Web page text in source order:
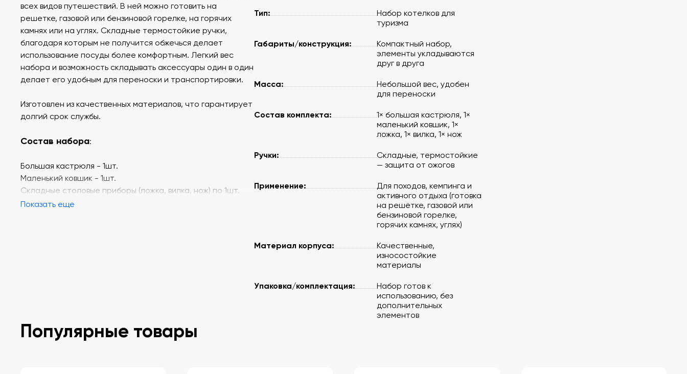
всех видов путешествий. В ней можно готовить на
решетке, газовой или бензиновой горелке, на горячих
камнях или на углях. Складные термостойкие ручки,
благодаря которым не получится обжечься делает
использование посуды более комфортным. Легкий вес
набора и возможность складывать аксессуары один в один
делает его удобным для переноски и транспортировки.
Изготовлен из качественных материалов, что гарантирует
долгий срок службы.
Состав набора:
Большая кастрюля - 1шт.
Маленький ковшик - 1шт.
Складные столовые приборы (ложка, вилка, нож) по 1шт.
Показать еще
Тип:
Набор котелков для
туризма
Габариты/конструкция:
Компактный набор,
элементы укладываются
друг в друга
Масса:
Небольшой вес, удобен
для переноски
Состав комплекта:
1× большая кастрюля, 1×
маленький ковшик, 1×
ложка, 1× вилка, 1× нож
Ручки:
Складные, термостойкие
— защита от ожогов
Применение:
Для походов, кемпинга и
активного отдыха (готовка
на решётке, газовой или
бензиновой горелке,
горячих камнях, углях)
Материал корпуса:
Качественные,
износостойкие
материалы
Упаковка/комплектация:
Набор готов к
использованию, без
дополнительных
элементов
Популярные товары